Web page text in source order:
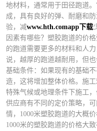
地材料，通常用于田径跑道
成，具有良好的弹、耐磨和
验，减www.hth.comapp下载
因素有哪些？塑胶跑道的价
的跑道需要更多的材料和人
说，越厚的跑道越耐用，但也
基础条件：如果现有的基础
造，这将增加整体价格。施
特殊气候或地理条件下施工
供应商有不同的定价策略，
情，1000米塑胶跑道的大概
1000米的塑胶跑道的价格大